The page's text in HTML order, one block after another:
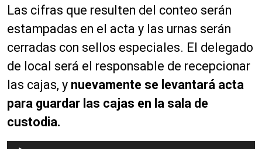
Las cifras que resulten del conteo serán
estampadas en el acta y las urnas serán
cerradas con sellos especiales. El delegado
de local será el responsable de recepcionar
las cajas, y nuevamente se levantará acta
para guardar las cajas en la sala de
custodia.